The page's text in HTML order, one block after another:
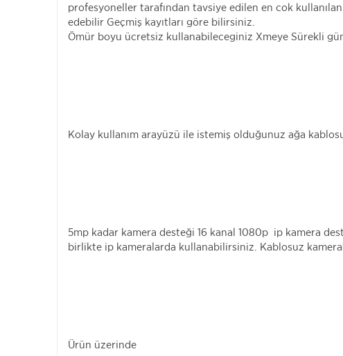
profesyoneller tarafından tavsiye edilen en cok
edebilir Geçmiş kayıtları göre bilirsiniz.
Ömür boyu ücretsiz kullanabileceginiz Xmeye Sürekli
Kolay kullanım arayüzü ile istemiş olduğunuz ağa
5mp kadar kamera desteği 16 kanal 1080p ip kamera
birlikte ip kameralarda kullanabilirsiniz. Kablosuz
Ürün üzerinde